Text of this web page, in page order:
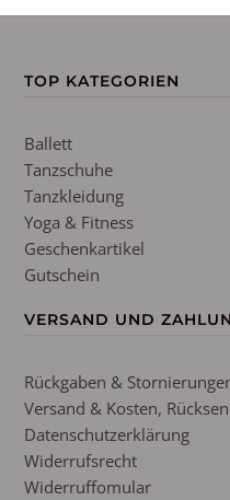
TOP KATEGORIEN
Ballett
Tanzschuhe
Tanzkleidung
Yoga & Fitness
Geschenkartikel
Gutschein
VERSAND UND
Rückgaben &
Versand & Kosten,
Datenschutzerklärung
Widerrufsrecht
Widerruffomular